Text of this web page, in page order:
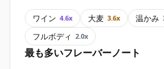
ワイン 4.6x 大麦 3.6x 温かみ
フルボディ 2.0x
最も多いフレーバーノート